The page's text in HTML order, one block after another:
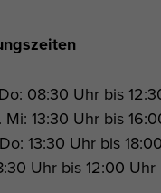
08:30 Uhr bis
Mi: 13:30 Uhr bis
13:30 Uhr bis
Uhr bis 12:00 Uhr